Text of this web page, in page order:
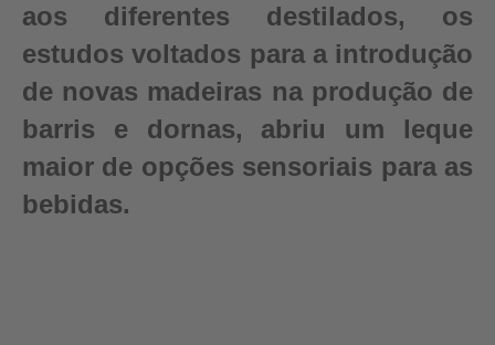
aos diferentes destilados, os
estudos voltados para a introdução
de novas madeiras na produção de
barris e dornas, abriu um leque
maior de opções sensoriais para as
bebidas.